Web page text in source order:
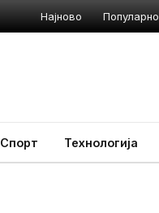
Најново Популарно
Спорт Технологија